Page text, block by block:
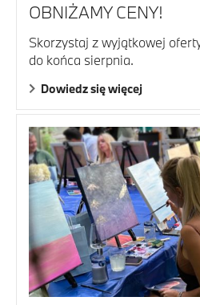
OBNIŻAMY CENY!
Skorzystaj z wyjątkowej
do końca sierpnia.
Dowiedz się więcej